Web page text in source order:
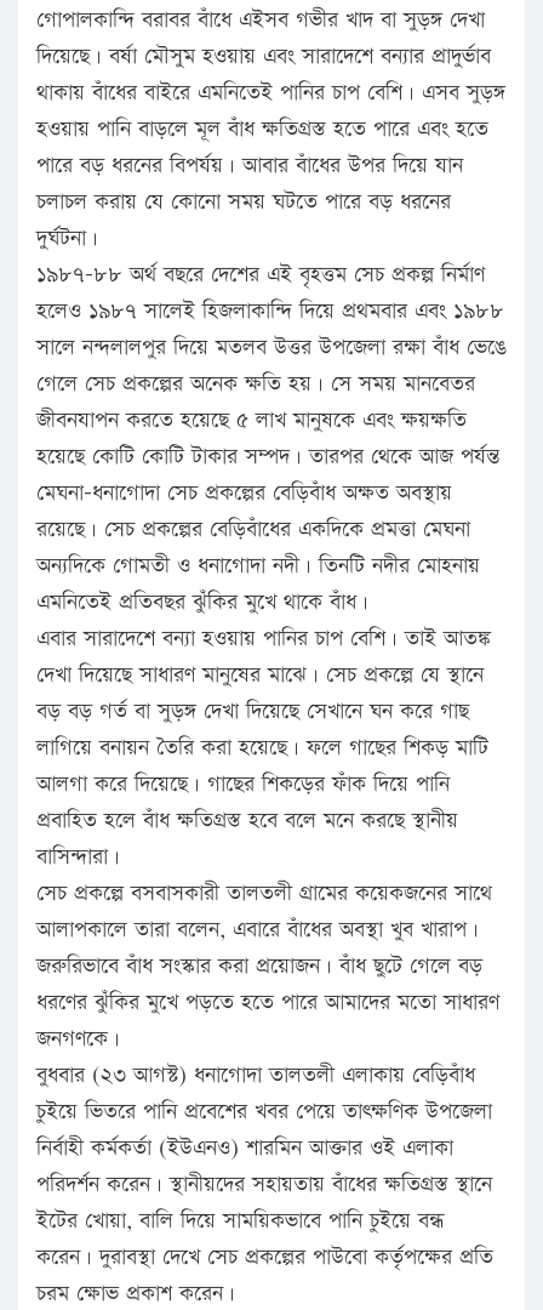
গোপালকান্দি বরাবর বাঁধে এইসব গভীর খাদ বা সুড়ঙ্গ দেখা
দিয়েছে। বর্ষা মৌসুম হওয়ায় এবং সারাদেশে বন্যার প্রাদুর্ভাব
থাকায় বাঁধের বাইরে এমনিতেই পানির চাপ বেশি। এসব সুড়ঙ্গ
হওয়ায় পানি বাড়লে মূল বাঁধ ক্ষতিগ্রস্ত হতে পারে এবং হতে
পারে বড় ধরনের বিপর্যয়। আবার বাঁধের উপর দিয়ে যান
চলাচল করায় যে কোনো সময় ঘটতে পারে বড় ধরনের
দুর্ঘটনা।
১৯৮৭-৮৮ অর্থ বছরে দেশের এই বৃহত্তম সেচ প্রকল্প নির্মাণ
হলেও ১৯৮৭ সালেই হিজলাকান্দি দিয়ে প্রথমবার এবং ১৯৮৮
সালে নন্দলালপুর দিয়ে মতলব উত্তর উপজেলা রক্ষা বাঁধ ভেঙে
গেলে সেচ প্রকল্পের অনেক ক্ষতি হয়। সে সময় মানবেতর
জীবনযাপন করতে হয়েছে ৫ লাখ মানুষকে এবং ক্ষয়ক্ষতি
হয়েছে কোটি কোটি টাকার সম্পদ। তারপর থেকে আজ পর্যন্ত
মেঘনা-ধনাগোদা সেচ প্রকল্পের বেড়িবাঁধ অক্ষত অবস্থায়
রয়েছে। সেচ প্রকল্পের বেড়িবাঁধের একদিকে প্রমত্তা মেঘনা
অন্যদিকে গোমতী ও ধনাগোদা নদী। তিনটি নদীর মোহনায়
এমনিতেই প্রতিবছর ঝুঁকির মুখে থাকে বাঁধ।
এবার সারাদেশে বন্যা হওয়ায় পানির চাপ বেশি। তাই আতঙ্ক
দেখা দিয়েছে সাধারণ মানুষের মাঝে। সেচ প্রকল্পে যে স্থানে
বড় বড় গর্ত বা সুড়ঙ্গ দেখা দিয়েছে সেখানে ঘন করে গাছ
লাগিয়ে বনায়ন তৈরি করা হয়েছে। ফলে গাছের শিকড় মাটি
আলগা করে দিয়েছে। গাছের শিকড়ের ফাঁক দিয়ে পানি
প্রবাহিত হলে বাঁধ ক্ষতিগ্রস্ত হবে বলে মনে করছে স্থানীয়
বাসিন্দারা।
সেচ প্রকল্পে বসবাসকারী তালতলী গ্রামের কয়েকজনের সাথে
আলাপকালে তারা বলেন, এবারে বাঁধের অবস্থা খুব খারাপ।
জরুরিভাবে বাঁধ সংস্কার করা প্রয়োজন। বাঁধ ছুটে গেলে বড়
ধরণের ঝুঁকির মুখে পড়তে হতে পারে আমাদের মতো সাধারণ
জনগণকে।
বুধবার (২৩ আগস্ট) ধনাগোদা তালতলী এলাকায় বেড়িবাঁধ
চুইয়ে ভিতরে পানি প্রবেশের খবর পেয়ে তাৎক্ষণিক উপজেলা
নির্বাহী কর্মকর্তা (ইউএনও) শারমিন আক্তার ওই এলাকা
পরিদর্শন করেন। স্থানীয়দের সহায়তায় বাঁধের ক্ষতিগ্রস্ত স্থানে
ইটের খোয়া, বালি দিয়ে সাময়িকভাবে পানি চুইয়ে বন্ধ
করেন। দুরাবস্থা দেখে সেচ প্রকল্পের পাউবো কর্তৃপক্ষের প্রতি
চরম ক্ষোভ প্রকাশ করেন।